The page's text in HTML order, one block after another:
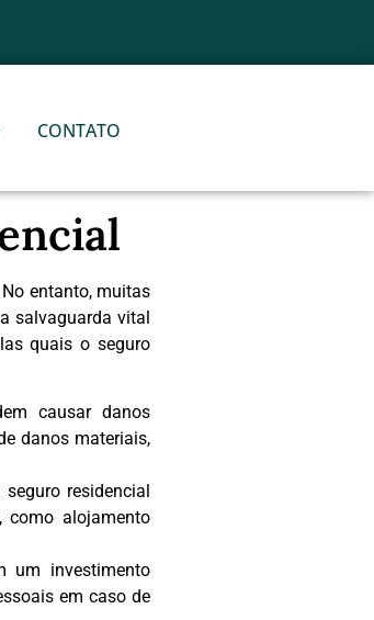
CONTATO
entanto, muitas
salvaguarda vital
quais o seguro
causar danos
danos materiais,
residencial
como alojamento
um investimento
em caso de